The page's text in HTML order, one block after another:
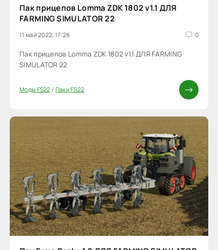
Пак прицепов Lomma ZDK 1802 v1.1 ДЛЯ
FARMING SIMULATOR 22
11 май 2022, 17:28 0
Пак прицепов Lomma ZDK 1802 v1.1 ДЛЯ FARMING
SIMULATOR 22
Моды FS22/ Паки FS22